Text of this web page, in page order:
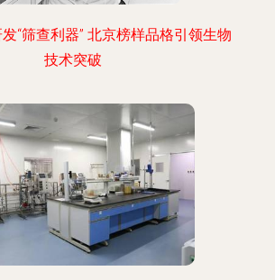
“筛查利器” 北京榜样品格引领生物
技术突破